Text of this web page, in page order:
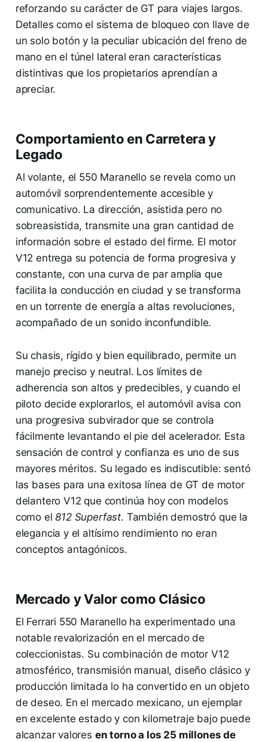
reforzando su carácter de GT para viajes largos.
Detalles como el sistema de bloqueo con llave de
un solo botón y la peculiar ubicación del freno de
mano en el túnel lateral eran características
distintivas que los propietarios aprendían a
apreciar.
Comportamiento en Carretera y
Legado
Al volante, el 550 Maranello se revela como un
automóvil sorprendentemente accesible y
comunicativo. La dirección, asistida pero no
sobreasistida, transmite una gran cantidad de
información sobre el estado del firme. El motor
V12 entrega su potencia de forma progresiva y
constante, con una curva de par amplia que
facilita la conducción en ciudad y se transforma
en un torrente de energía a altas revoluciones,
acompañado de un sonido inconfundible.
Su chasis, rígido y bien equilibrado, permite un
manejo preciso y neutral. Los límites de
adherencia son altos y predecibles, y cuando el
piloto decide explorarlos, el automóvil avisa con
una progresiva subvirador que se controla
fácilmente levantando el pie del acelerador. Esta
sensación de control y confianza es uno de sus
mayores méritos. Su legado es indiscutible: sentó
las bases para una exitosa línea de GT de motor
delantero V12 que continúa hoy con modelos
como el812 Superfast. También demostró que la
elegancia y el altísimo rendimiento no eran
conceptos antagónicos.
Mercado y Valor como Clásico
El Ferrari 550 Maranello ha experimentado una
notable revalorización en el mercado de
coleccionistas. Su combinación de motor V12
atmosférico, transmisión manual, diseño clásico y
producción limitada lo ha convertido en un objeto
de deseo. En el mercado mexicano, un ejemplar
en excelente estado y con kilometraje bajo puede
alcanzar valores en torno a los 25 millones de